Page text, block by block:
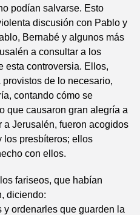
podían salvarse. Esto
discusión con Pablo y
Bernabé y algunos más
a consultar a los
esta controversia. Ellos,
de lo necesario,
contando cómo se
que causaron gran alegría a
a Jerusalén, fueron acogidos
los presbíteros; ellos
con ellos.
fariseos, que habían
diciendo:
ordenarles que guarden la